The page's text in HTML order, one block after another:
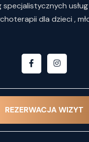
specjalistycznych usług
dla dzieci ,
REZERWACJA WIZYT